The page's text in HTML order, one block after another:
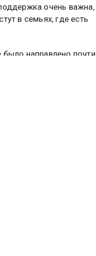
очень
в семьях, где есть
направлено